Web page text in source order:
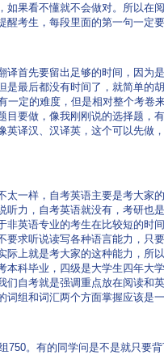
果看不懂就不会做对。所以在
醒考生，每段里面的第一句一定
首先要留出足够的时间，因为
是最后都没有时间了，就简单的
一定的难度，但是相对整个考卷
目要做，像我刚刚说的选择题，
英译汉、汉译英，这个可以先做
一样，自考英语主要是考大家
听力，自考英语就没有，考研也
非英语专业的考生在比较短的时
要求听说读写各种语言能力，只
际上就是考大家的这种能力，所
科毕业，四级是大学生四年大
们自考就是强调重点放在阅读和
词组和词汇两个方面掌握应该是
。有的同学问是不是就只要背